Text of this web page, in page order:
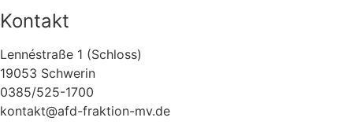
Kontakt
Lennéstraße 1 (Schloss)
19053 Schwerin
0385/525-1700
kontakt@afd-fraktion-mv.de